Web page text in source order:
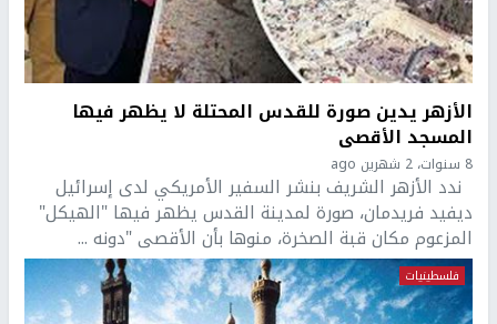
الأزهر يدين صورة للقدس المحتلة لا يظهر فيها
المسجد الأقصى
8 سنوات، 2 شهرين ago
ندد الأزهر الشريف بنشر السفير الأمريكي لدى إسرائيل
ديفيد فريدمان، صورة لمدينة القدس يظهر فيها "الهيكل"
المزعوم مكان قبة الصخرة، منوها بأن الأقصى "دونه ...
فلسطينيات